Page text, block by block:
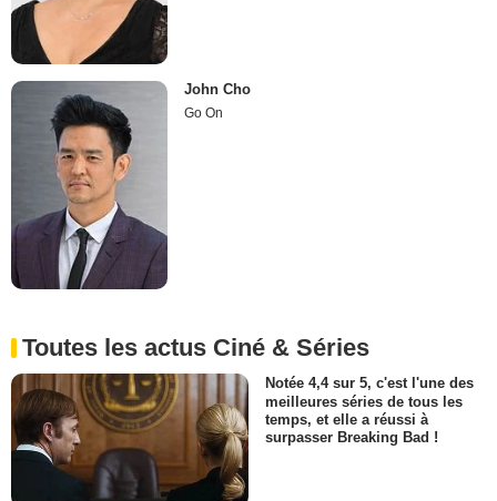
John Cho
Go On
Toutes les actus Ciné & Séries
Notée 4,4 sur 5, c'est l'une des
meilleures séries de tous les
temps, et elle a réussi à
surpasser Breaking Bad !